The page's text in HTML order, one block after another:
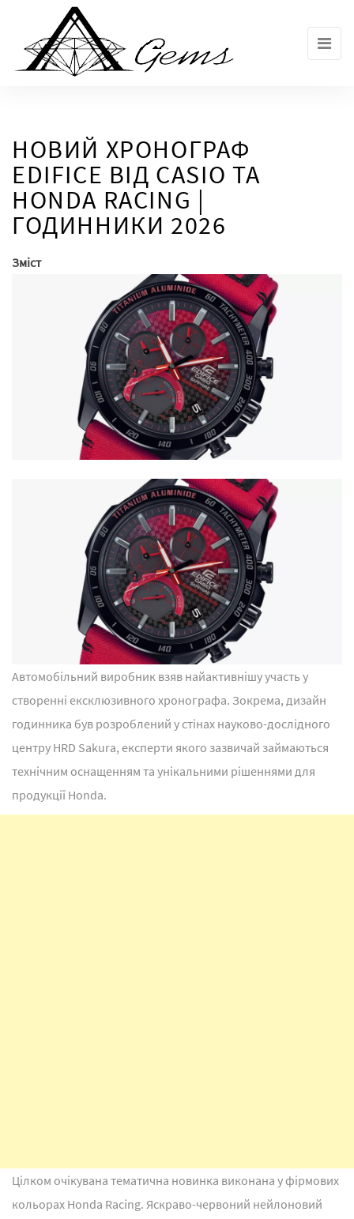
НОВИЙ ХРОНОГРАФ
EDIFICE ВІД CASIO ТА
HONDA RACING |
ГОДИННИКИ 2026
Зміст
Автомобільний виробник взяв найактивнішу участь у
створенні ексклюзивного хронографа. Зокрема, дизайн
годинника був розроблений у стінах науково-дослідного
центру HRD Sakura, експерти якого зазвичай займаються
технічним оснащенням та унікальними рішеннями для
продукції Honda.
Цілком очікувана тематична новинка виконана у фірмових
кольорах Honda Racing. Яскраво-червоний нейлоновий